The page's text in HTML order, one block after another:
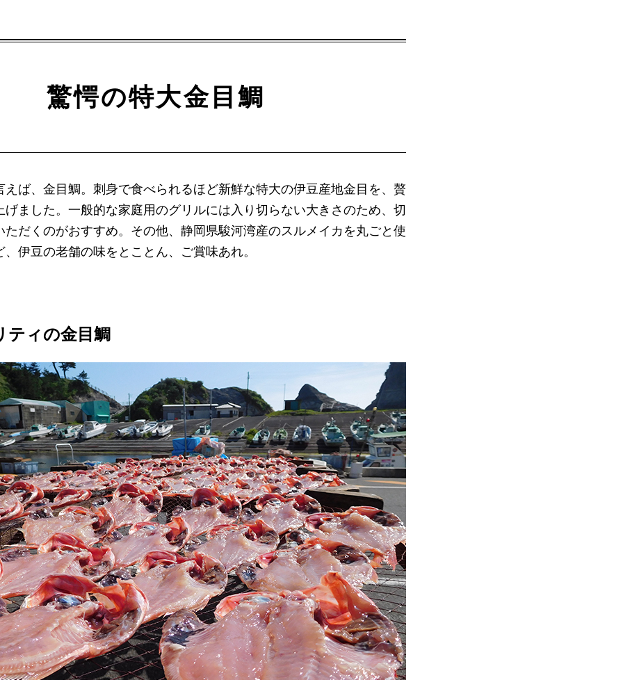
驚愕の特大金目鯛
えば、金目鯛。刺身で食べられるほど新鮮な特大の伊豆産地金目を、贅
ました。一般的な家庭用のグリルには入り切らない大きさのため、切
ただくのがおすすめ。その他、静岡県駿河湾産のスルメイカを丸ごと使
伊豆の老舗の味をとことん、ご賞味あれ。
ティの金目鯛